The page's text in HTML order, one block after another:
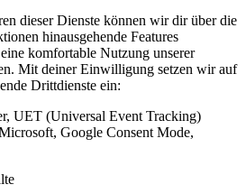
dieser Dienste können wir dir über die
hinausgehende Features
komfortable Nutzung unserer
Mit deiner Einwilligung setzen wir auf
Drittdienste ein:
UET (Universal Event Tracking)
Google Consent Mode,